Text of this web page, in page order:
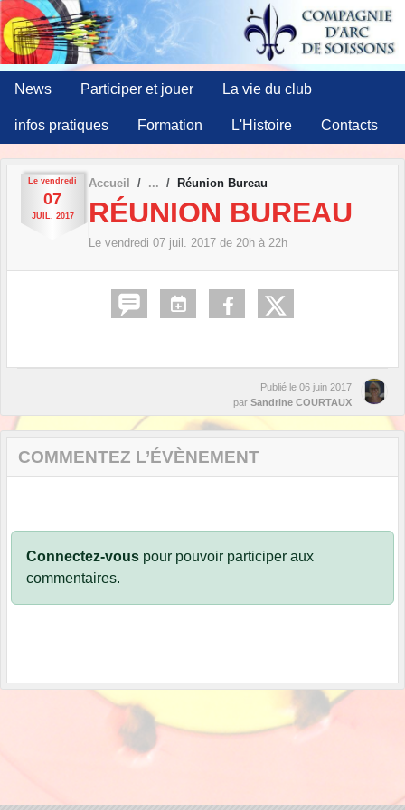
News Participer et jouer La vie du club
infos pratiques Formation L'Histoire Contacts
Le vendredi
07
JUIL. 2017
Accueil Réunion Bureau
RÉUNION BUREAU
Le vendredi 07 juil. 2017 de 20h à 22h
Publié le 06 juin 2017
par Sandrine COURTAUX
COMMENTEZ L’ÉVÈNEMENT
Connectez-vous pour pouvoir participer aux
commentaires.
Panneau de gestion des cookies